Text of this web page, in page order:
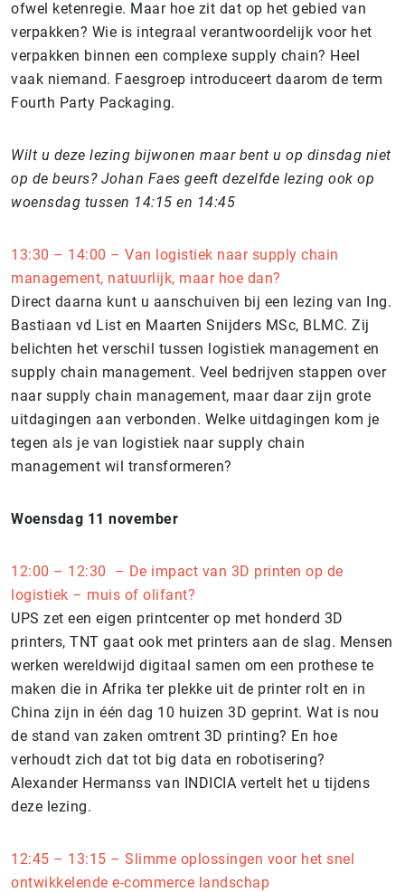
ofwel ketenregie. Maar hoe zit dat op het gebied van
verpakken? Wie is integraal verantwoordelijk voor het
verpakken binnen een complexe supply chain? Heel
vaak niemand. Faesgroep introduceert daarom de term
Fourth Party Packaging.
Wilt u deze lezing bijwonen maar bent u op dinsdag niet
op de beurs? Johan Faes geeft dezelfde lezing ook op
woensdag tussen 14:15 en 14:45
13:30 – 14:00 – Van logistiek naar supply chain
management, natuurlijk, maar hoe dan?
Direct daarna kunt u aanschuiven bij een lezing van Ing.
Bastiaan vd List en Maarten Snijders MSc, BLMC. Zij
belichten het verschil tussen logistiek management en
supply chain management. Veel bedrijven stappen over
naar supply chain management, maar daar zijn grote
uitdagingen aan verbonden. Welke uitdagingen kom je
tegen als je van logistiek naar supply chain
management wil transformeren?
Woensdag 11 november
12:00 – 12:30 – De impact van 3D printen op de
logistiek – muis of olifant?
UPS zet een eigen printcenter op met honderd 3D
printers, TNT gaat ook met printers aan de slag. Mensen
werken wereldwijd digitaal samen om een prothese te
maken die in Afrika ter plekke uit de printer rolt en in
China zijn in één dag 10 huizen 3D geprint. Wat is nou
de stand van zaken omtrent 3D printing? En hoe
verhoudt zich dat tot big data en robotisering?
Alexander Hermanss van INDICIA vertelt het u tijdens
deze lezing.
12:45 – 13:15 – Slimme oplossingen voor het snel
ontwikkelende e-commerce landschap